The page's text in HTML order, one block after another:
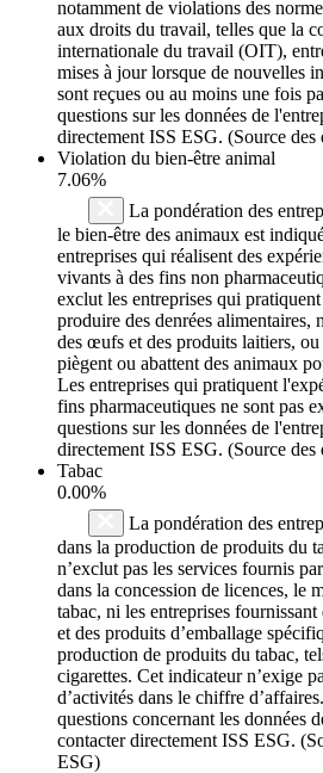
notamment de violations des
aux droits du travail, telles que la
internationale du travail (OIT),
mises à jour lorsque de nouvelles
sont reçues ou au moins une fois
questions sur les données de
directement ISS ESG. (Source
Violation du bien-être animal
7.06%
La pondération des
le bien-être des animaux est
entreprises qui réalisent des
vivants à des fins non
exclut les entreprises qui
produire des denrées alimentaires,
des œufs et des produits laitiers,
piègent ou abattent des animaux
Les entreprises qui pratiquent
fins pharmaceutiques ne sont pas
questions sur les données de
directement ISS ESG. (Source
Tabac
0.00%
La pondération des
dans la production de produits du
n’exclut pas les services fournis
dans la concession de licences, le
tabac, ni les entreprises
et des produits d’emballage
production de produits du tabac,
cigarettes. Cet indicateur n’exige
d’activités dans le chiffre
questions concernant les données
contacter directement ISS ESG.
ESG)